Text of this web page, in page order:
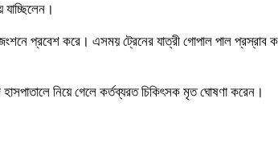
প্রবেশ করে। এসময় ট্রেনের যাত্রী গোপাল পাল
নিয়ে গেলে কর্তব্যরত চিকিৎসক মৃত ঘোষণা করেন।